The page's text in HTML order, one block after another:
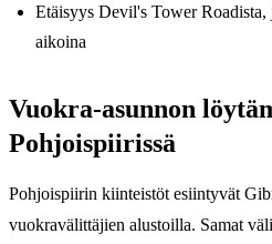
Etäisyys Devil's Tower
aikoina
Vuokra-asunnon
Pohjoispiirissä
Pohjoispiirin kiinteistöt esiintyvät
vuokravälittäjien alustoilla. Samat